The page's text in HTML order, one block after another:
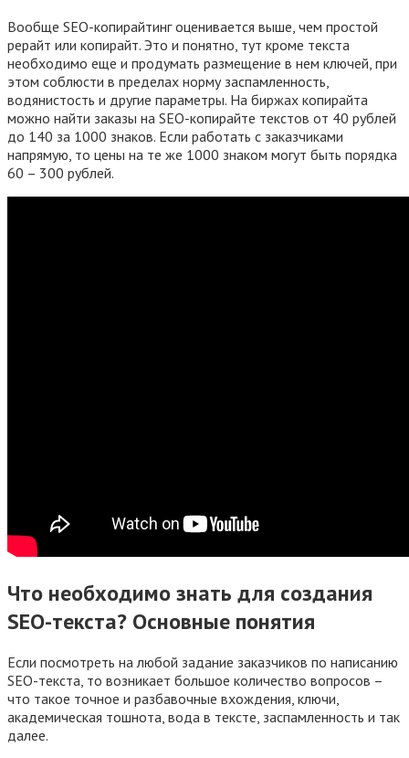
Вообще SEO-копирайтинг оценивается выше, чем простой
рерайт или копирайт. Это и понятно, тут кроме текста
необходимо еще и продумать размещение в нем ключей, при
этом соблюсти в пределах норму заспамленность,
водянистость и другие параметры. На биржах копирайта
можно найти заказы на SEO-копирайте текстов от 40 рублей
до 140 за 1000 знаков. Если работать с заказчиками
напрямую, то цены на те же 1000 знаком могут быть порядка
60 – 300 рублей.
Что необходимо знать для создания
SEO-текста? Основные понятия
Если посмотреть на любой задание заказчиков по написанию
SEO-текста, то возникает большое количество вопросов –
что такое точное и разбавочные вхождения, ключи,
академическая тошнота, вода в тексте, заспамленность и так
далее.